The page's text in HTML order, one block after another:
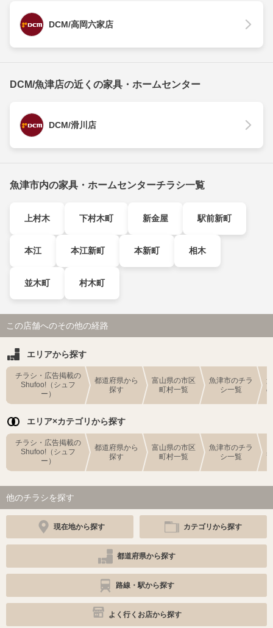
DCM/高岡六家店
DCM/魚津店の近くの家具・ホームセンター
DCM/滑川店
魚津市内の家具・ホームセンターチラシ一覧
上村木 下村木町 新金屋 駅前新町
本江 本江新町 本新町 相木
並木町 村木町
この店舗へのその他の経路
エリアから探す
チラシ・広告掲載の
Shufoo!（シュフ
ー）
都道府県から
探す
富山県の市区
町村一覧
魚津市のチラ
シ一覧
エリア×カテゴリから探す
チラシ・広告掲載の
Shufoo!（シュフ
ー）
都道府県から
探す
富山県の市区
町村一覧
魚津市のチラ
シ一覧
他のチラシを探す
現在地から探す カテゴリから探す
都道府県から探す
路線・駅から探す
よく行くお店から探す